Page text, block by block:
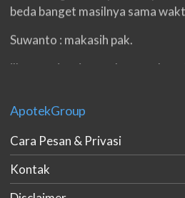
beda banget masilnya sama
Suwanto : makasih pak.
ilham : privasi aman banget,
gan. cpet bgt
h.dzowi : ampuh mas kamu punya
kasih bintang 5 pokoknya. oh iya
ApotekGroup
Cara Pesan & Privasi
Kontak